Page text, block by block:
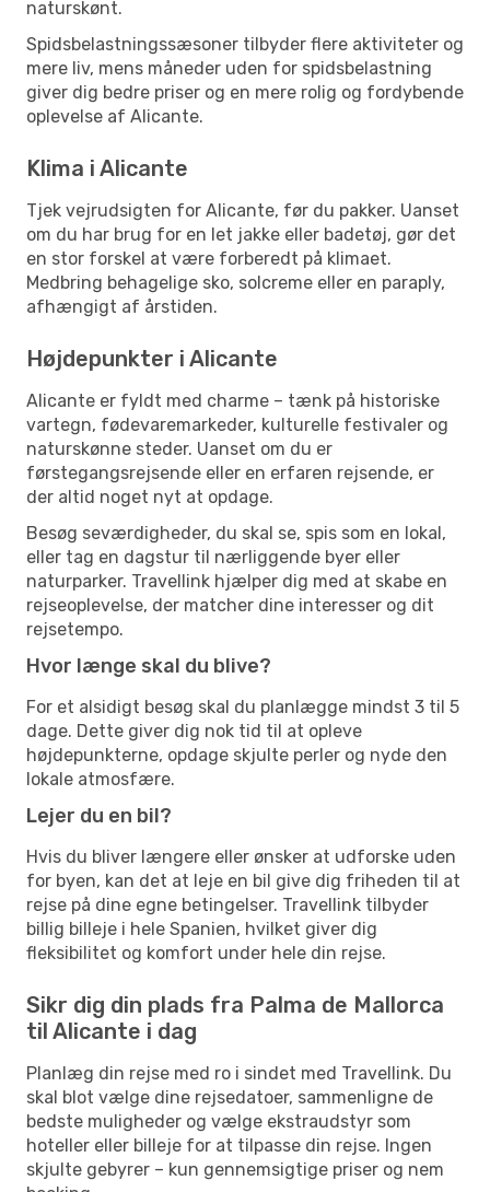
naturskønt.
Spidsbelastningssæsoner tilbyder flere aktiviteter og
mere liv, mens måneder uden for spidsbelastning
giver dig bedre priser og en mere rolig og fordybende
oplevelse af Alicante.
Klima i Alicante
Tjek vejrudsigten for Alicante, før du pakker. Uanset
om du har brug for en let jakke eller badetøj, gør det
en stor forskel at være forberedt på klimaet.
Medbring behagelige sko, solcreme eller en paraply,
afhængigt af årstiden.
Højdepunkter i Alicante
Alicante er fyldt med charme – tænk på historiske
vartegn, fødevaremarkeder, kulturelle festivaler og
naturskønne steder. Uanset om du er
førstegangsrejsende eller en erfaren rejsende, er
der altid noget nyt at opdage.
Besøg seværdigheder, du skal se, spis som en lokal,
eller tag en dagstur til nærliggende byer eller
naturparker. Travellink hjælper dig med at skabe en
rejseoplevelse, der matcher dine interesser og dit
rejsetempo.
Hvor længe skal du blive?
For et alsidigt besøg skal du planlægge mindst 3 til 5
dage. Dette giver dig nok tid til at opleve
højdepunkterne, opdage skjulte perler og nyde den
lokale atmosfære.
Lejer du en bil?
Hvis du bliver længere eller ønsker at udforske uden
for byen, kan det at leje en bil give dig friheden til at
rejse på dine egne betingelser. Travellink tilbyder
billig billeje i hele Spanien, hvilket giver dig
fleksibilitet og komfort under hele din rejse.
Sikr dig din plads fra Palma de Mallorca
til Alicante i dag
Planlæg din rejse med ro i sindet med Travellink. Du
skal blot vælge dine rejsedatoer, sammenligne de
bedste muligheder og vælge ekstraudstyr som
hoteller eller billeje for at tilpasse din rejse. Ingen
skjulte gebyrer – kun gennemsigtige priser og nem